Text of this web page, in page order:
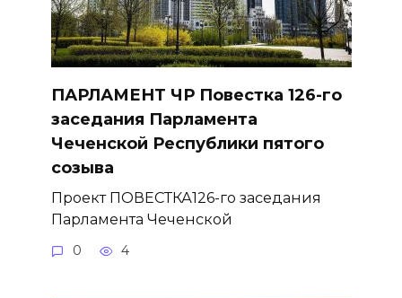
ПАРЛАМЕНТ ЧР Повестка 126-го
заседания Парламента
Чеченской Республики пятого
созыва
Проект ПОВЕСТКА126-го заседания
Парламента Чеченской
0 4